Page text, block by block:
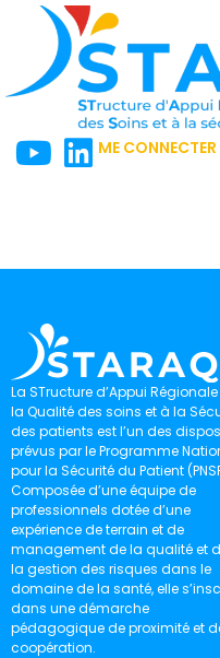
ME CONNECTER
La STructure d’Appui
la Qualité des soins et à la
des patients est l’un des
prévus par le Programme
pour la Sécurité du Patient
Composée d’une équipe de
professionnels dotée d’une
expérience de terrain et de
management de la qualité et
la gestion des risques dans le
domaine de la santé, elle
dans une démarche
pédagogique de proximité et
coopération.